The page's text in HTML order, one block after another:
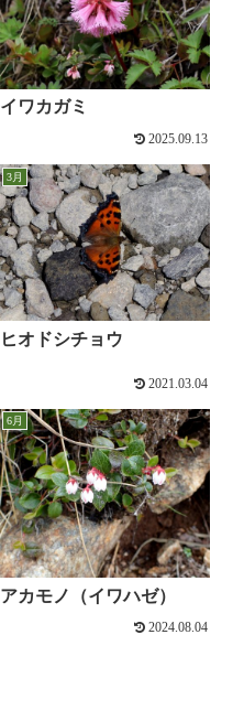
イワカガミ
2025.09.13
3月
ヒオドシチョウ
2021.03.04
6月
アカモノ（イワハゼ）
2024.08.04